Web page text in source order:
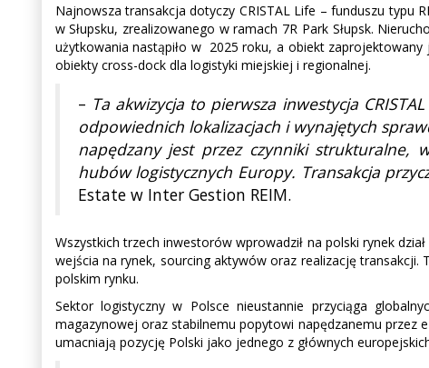
Najnowsza transakcja dotyczy CRISTAL Life – funduszu typu
w Słupsku, zrealizowanego w ramach 7R Park Słupsk.
użytkowania nastąpiło w 2025 roku, a obiekt
obiekty cross-dock dla logistyki miejskiej i regionalnej.
– Ta akwizycja to pierwsza inwestycja
odpowiednich lokalizacjach i wynajętych
napędzany jest przez czynniki strukturalne,
hubów logistycznych Europy. Transakcja
Estate w Inter Gestion REIM.
Wszystkich trzech inwestorów wprowadził na polski rynek
wejścia na rynek, sourcing aktywów oraz realizację
polskim rynku.
Sektor logistyczny w Polsce nieustannie przyciąga
magazynowej oraz stabilnemu popytowi napędzanemu przez
umacniają pozycję Polski jako jednego z głównych